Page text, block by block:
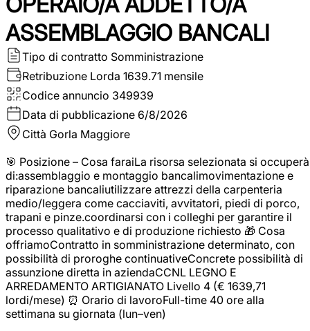
ASSEMBLAGGIO BANCALI
Tipo di contratto Somministrazione
Retribuzione Lorda 1639.71 mensile
Codice annuncio 349939
Data di pubblicazione 6/8/2026
Città Gorla Maggiore
🎯 Posizione – Cosa faraiLa risorsa selezionata si occuperà
di:assemblaggio e montaggio bancalimovimentazione e
riparazione bancaliutilizzare attrezzi della carpenteria
medio/leggera come cacciaviti, avvitatori, piedi di porco,
trapani e pinze.coordinarsi con i colleghi per garantire il
processo qualitativo e di produzione richiesto 🎁 Cosa
offriamoContratto in somministrazione determinato, con
possibilità di proroghe continuativeConcrete possibilità di
assunzione diretta in aziendaCCNL LEGNO E
ARREDAMENTO ARTIGIANATO Livello 4 (€ 1639,71
lordi/mese) ⏰ Orario di lavoroFull-time 40 ore alla
settimana su giornata (lun–ven)